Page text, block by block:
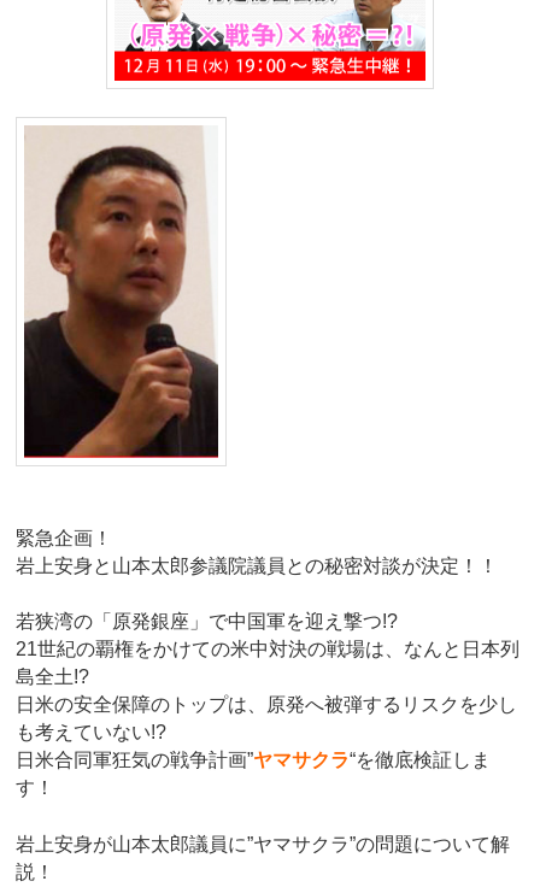
緊急企画！
岩上安身と山本太郎参議院議員との秘密対談が決定！！
若狭湾の「原発銀座」で中国軍を迎え撃つ!?
21世紀の覇権をかけての米中対決の戦場は、なんと日本列
島全土!?
日米の安全保障のトップは、原発へ被弾するリスクを少し
も考えていない!?
日米合同軍狂気の戦争計画”ヤマサクラ“を徹底検証しま
す！
岩上安身が山本太郎議員に”ヤマサクラ”の問題について解
説！